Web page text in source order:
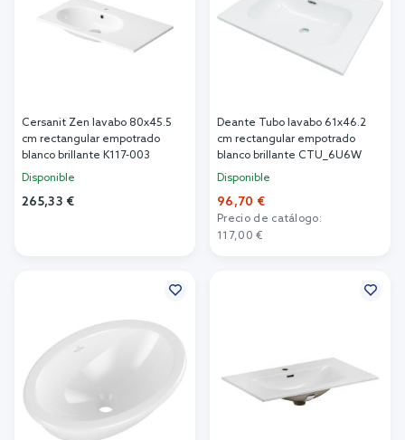
Cersanit Zen lavabo 80x45.5
cm rectangular empotrado
blanco brillante K117-003
Disponible
265,33 €
Deante Tubo lavabo 61x46.2
cm rectangular empotrado
blanco brillante CTU_6U6W
Disponible
96,70 €
Precio de catálogo:
117,00 €